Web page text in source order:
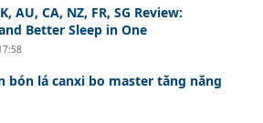
AU, CA, NZ, FR, SG Review:
Better Sleep in One
bón lá canxi bo master tăng năng